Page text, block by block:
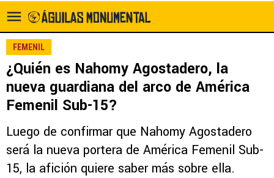
FEMENIL
¿Quién es Nahomy Agostadero, la
nueva guardiana del arco de América
Femenil Sub-15?
Luego de confirmar que Nahomy Agostadero
será la nueva portera de América Femenil Sub-
15, la afición quiere saber más sobre ella.